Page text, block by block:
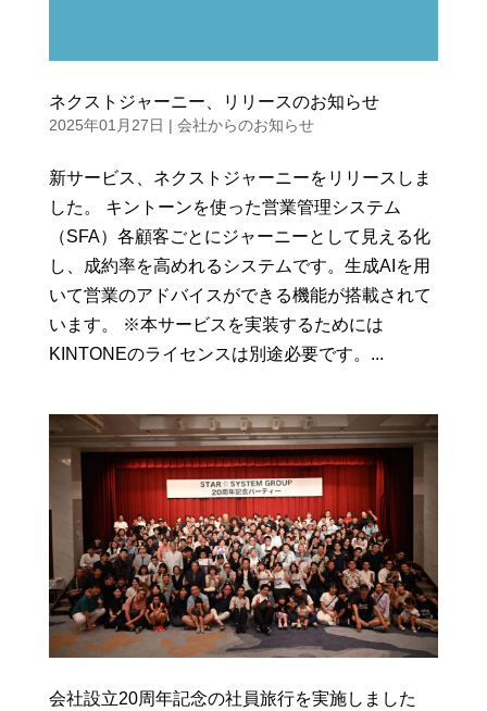
ネクストジャーニー、リリースのお知らせ
2025年01月27日 | 会社からのお知らせ
新サービス、ネクストジャーニーをリリースしま
した。 キントーンを使った営業管理システム
（SFA）各顧客ごとにジャーニーとして見える化
し、成約率を高めれるシステムです。生成AIを用
いて営業のアドバイスができる機能が搭載されて
います。 ※本サービスを実装するためには
KINTONEのライセンスは別途必要です。...
会社設立20周年記念の社員旅行を実施しました